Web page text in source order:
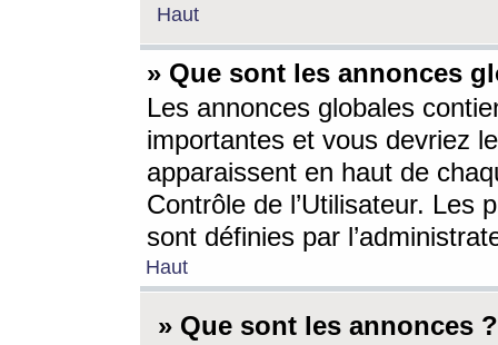
Haut
» Que sont les annonces
Les annonces globales
importantes et vous devriez
apparaissent en haut de
Contrôle de l’Utilisateur. Les
sont définies par
Haut
» Que sont les annonces ?